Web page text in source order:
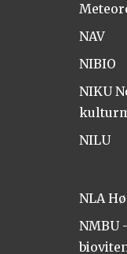
NAV
NIBIO
NIKU
NILU
NLA
NMBU